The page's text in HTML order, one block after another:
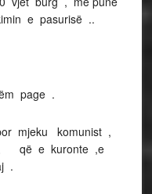
e pasurisë ..
page .
mjeku komunist ,
, që e kuronte ,e
.